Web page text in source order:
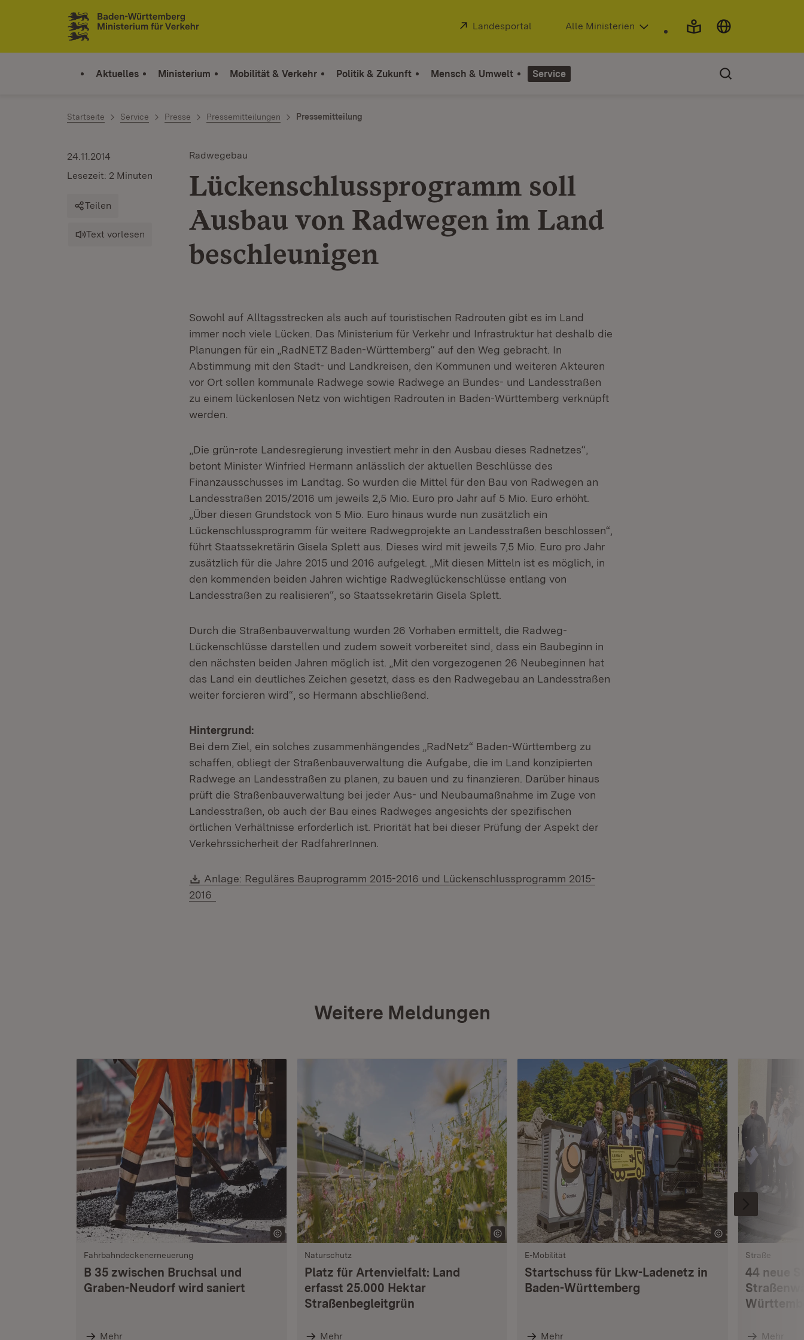
Zum Inhalt springen
Link zur Startseite
Extern:
Landesportal (Öffnet in neuem Fenster)
Alle Ministerien
Aktuelles Ministerium Mobilität & Verkehr Politik & Zukunft Mensch & Umwelt Service
Startseite Service Presse Pressemitteilungen Pressemitteilung
Radwegebau
Lückenschlussprogramm soll
Ausbau von Radwegen im Land
beschleunigen
24.11.2014
Lesezeit: 2 Minuten
Teilen
Text vorlesen
Sowohl auf Alltagsstrecken als auch auf touristischen Radrouten gibt es im Land
immer noch viele Lücken. Das Ministerium für Verkehr und Infrastruktur hat deshalb die
Planungen für ein „RadNETZ Baden-Württemberg“ auf den Weg gebracht. In
Abstimmung mit den Stadt- und Landkreisen, den Kommunen und weiteren Akteuren
vor Ort sollen kommunale Radwege sowie Radwege an Bundes- und Landesstraßen
zu einem lückenlosen Netz von wichtigen Radrouten in Baden-Württemberg verknüpft
werden.
„Die grün-rote Landesregierung investiert mehr in den Ausbau dieses Radnetzes“,
betont Minister Winfried Hermann anlässlich der aktuellen Beschlüsse des
Finanzausschusses im Landtag. So wurden die Mittel für den Bau von Radwegen an
Landesstraßen 2015/2016 um jeweils 2,5 Mio. Euro pro Jahr auf 5 Mio. Euro erhöht.
„Über diesen Grundstock von 5 Mio. Euro hinaus wurde nun zusätzlich ein
Lückenschlussprogramm für weitere Radwegprojekte an Landesstraßen beschlossen“,
führt Staatssekretärin Gisela Splett aus. Dieses wird mit jeweils 7,5 Mio. Euro pro Jahr
zusätzlich für die Jahre 2015 und 2016 aufgelegt. „Mit diesen Mitteln ist es möglich, in
den kommenden beiden Jahren wichtige Radweglückenschlüsse entlang von
Landesstraßen zu realisieren“, so Staatssekretärin Gisela Splett.
Durch die Straßenbauverwaltung wurden 26 Vorhaben ermittelt, die Radweg-
Lückenschlüsse darstellen und zudem soweit vorbereitet sind, dass ein Baubeginn in
den nächsten beiden Jahren möglich ist. „Mit den vorgezogenen 26 Neubeginnen hat
das Land ein deutliches Zeichen gesetzt, dass es den Radwegebau an Landesstraßen
weiter forcieren wird“, so Hermann abschließend.
Hintergrund:
Bei dem Ziel, ein solches zusammenhängendes „RadNetz“ Baden-Württemberg zu
schaffen, obliegt der Straßenbauverwaltung die Aufgabe, die im Land konzipierten
Radwege an Landesstraßen zu planen, zu bauen und zu finanzieren. Darüber hinaus
prüft die Straßenbauverwaltung bei jeder Aus- und Neubaumaßnahme im Zuge von
Landesstraßen, ob auch der Bau eines Radweges angesichts der spezifischen
örtlichen Verhältnisse erforderlich ist. Priorität hat bei dieser Prüfung der Aspekt der
Verkehrssicherheit der RadfahrerInnen.
Download:
Anlage: Reguläres Bauprogramm 2015-2016 und Lückenschlussprogramm 2015-
2016
Weitere Meldungen
Fahrbahndeckenerneuerung
B 35 zwischen Bruchsal und
Graben-Neudorf wird saniert
Mehr
Naturschutz
Platz für Artenvielfalt: Land
erfasst 25.000 Hektar
Straßenbegleitgrün
Mehr
E-Mobilität
Startschuss für Lkw-Ladenetz in
Baden-Württemberg
Mehr
Straße
44 neue
Mehr